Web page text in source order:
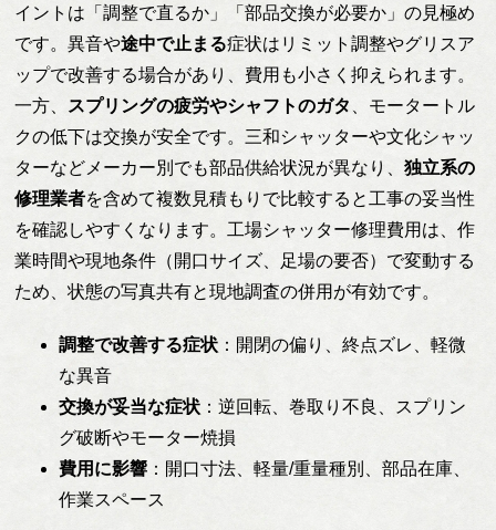
イントは「調整で直るか」「部品交換が必要か」の見極め
です。異音や途中で止まる症状はリミット調整やグリスア
ップで改善する場合があり、費用も小さく抑えられます。
一方、 スプリングの疲労やシャフトのガタ
、モータートル
クの低下は交換が安全です。三和シャッターや文化シャッ
ターなどメーカー別でも部品供給状況が異なり、独立系の
修理業者を含めて複数見積もりで比較すると工事の妥当性
を確認しやすくなります。工場シャッター修理費用は、作
業時間や現地条件（開口サイズ、足場の要否）で変動する
ため、状態の写真共有と現地調査の併用が有効です。
調整で改善する症状 ：開閉の偏り、終点ズレ、軽微
な異音
交換が妥当な症状 ：逆回転、巻取り不良、スプリン
グ破断やモーター焼損
費用に影響 ：開口寸法、軽量/重量種別、部品在庫、
作業スペース